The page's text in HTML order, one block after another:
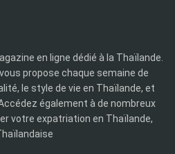
en ligne dédié à la Thaïlande.
propose chaque semaine de
le style de vie en Thaïlande, et
également à de nombreux
votre expatriation en Thaïlande,